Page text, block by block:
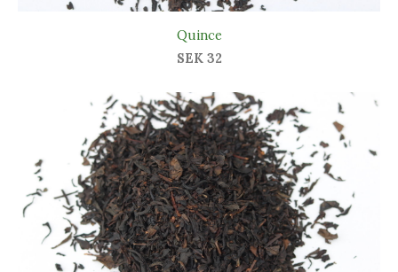
Quince
SEK 32